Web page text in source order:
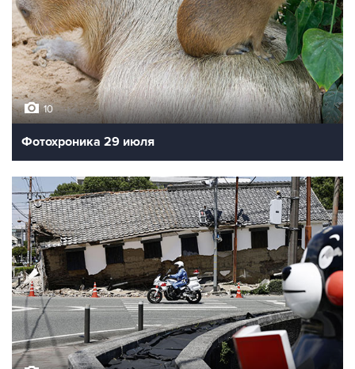
10
Фотохроника 29 июля